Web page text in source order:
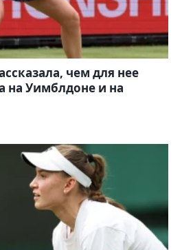
чем для нее
на Уимблдоне и на